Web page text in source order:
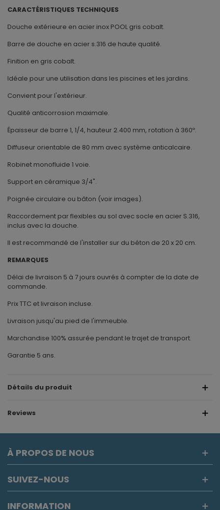
CARACTÉRISTIQUES TECHNIQUES
Douche extérieure en acier inox POOL gris cobalt.
Barre de douche en acier s.316 de haute qualité.
Finition en gris cobalt.
Idéale pour une utilisation dans les piscines et les jardins.
Convient pour l'extérieur.
Qualité anticorrosion maximale.
Épaisseur de barre 1, 1/4, hauteur 2.400 mm, rotation à 360º.
Diffuseur orientable de 80 mm avec système anticalcaire.
Robinet monofluide 1 voie.
Support en céramique 3/4".
Poignée circulaire ou bâton (voir images).
Raccordement par flexibles au sol avec socle en acier S.316,
inclus avec la douche.
Il est recommandé de l'installer sur du béton de 20 x 20 cm.
REMARQUES
Délai de livraison 5 à 7 jours ouvrés à compter de la date de
commande.
Prix TTC et livraison incluse.
Livraison jusqu'au pied de l'immeuble.
Marchandise 100% assurée pendant le trajet de transport.
Garantie 5 ans.
Détails du produit
Reviews
À PROPOS DE NOUS
SUIVEZ-NOUS
INFORMATION